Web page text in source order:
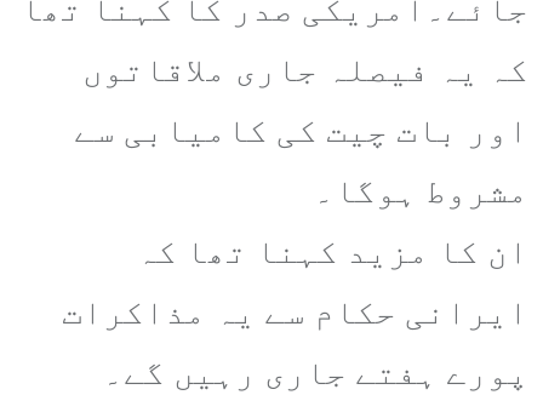
جائے۔امریکی صدر کا کہنا تھا
کہ یہ فیصلہ جاری ملاقاتوں
اور بات چیت کی کامیابی سے
مشروط ہوگا۔
ان کا مزید کہنا تھا کہ
ایرانی حکام سے یہ مذاکرات
پورے ہفتے جاری رہیں گے۔